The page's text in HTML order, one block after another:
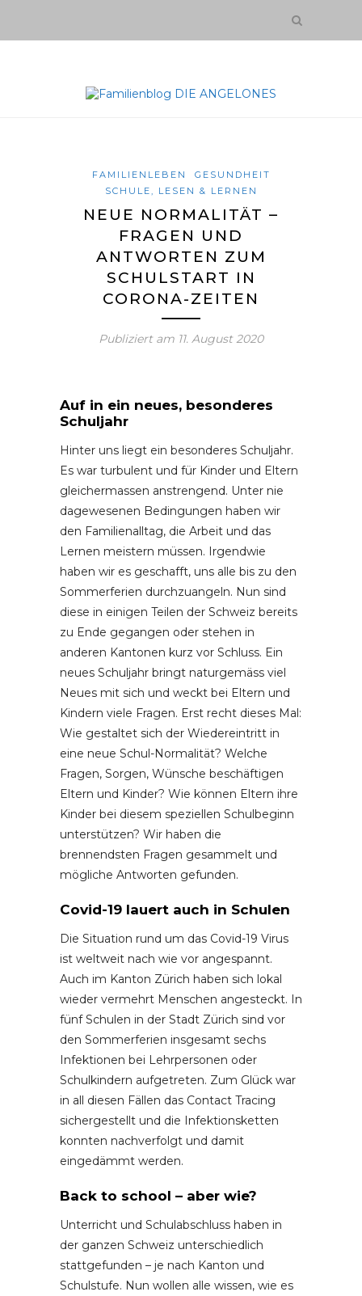
FAMILIENLEBEN
GESUNDHEIT
SCHULE, LESEN & LERNEN
NEUE NORMALITÄT –
FRAGEN UND
ANTWORTEN ZUM
SCHULSTART IN
CORONA-ZEITEN
Publiziert am 11. August 2020
Auf in ein neues, besonderes
Schuljahr
Hinter uns liegt ein besonderes Schuljahr.
Es war turbulent und für Kinder und Eltern
gleichermassen anstrengend. Unter nie
dagewesenen Bedingungen haben wir
den Familienalltag, die Arbeit und das
Lernen meistern müssen. Irgendwie
haben wir es geschafft, uns alle bis zu den
Sommerferien durchzuangeln. Nun sind
diese in einigen Teilen der Schweiz bereits
zu Ende gegangen oder stehen in
anderen Kantonen kurz vor Schluss. Ein
neues Schuljahr bringt naturgemäss viel
Neues mit sich und weckt bei Eltern und
Kindern viele Fragen. Erst recht dieses Mal:
Wie gestaltet sich der Wiedereintritt in
eine neue Schul-Normalität? Welche
Fragen, Sorgen, Wünsche beschäftigen
Eltern und Kinder? Wie können Eltern ihre
Kinder bei diesem speziellen Schulbeginn
unterstützen? Wir haben die
brennendsten Fragen gesammelt und
mögliche Antworten gefunden.
Covid-19 lauert auch in Schulen
Die Situation rund um das Covid-19 Virus
ist weltweit nach wie vor angespannt.
Auch im Kanton Zürich haben sich lokal
wieder vermehrt Menschen angesteckt. In
fünf Schulen in der Stadt Zürich sind vor
den Sommerferien insgesamt sechs
Infektionen bei Lehrpersonen oder
Schulkindern aufgetreten. Zum Glück war
in all diesen Fällen das Contact Tracing
sichergestellt und die Infektionsketten
konnten nachverfolgt und damit
eingedämmt werden.
Back to school – aber wie?
Unterricht und Schulabschluss haben in
der ganzen Schweiz unterschiedlich
stattgefunden – je nach Kanton und
Schulstufe. Nun wollen alle wissen, wie es